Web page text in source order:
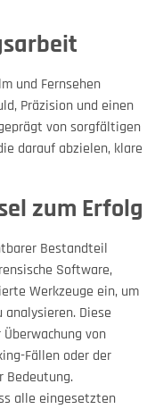
und Fernsehen
Präzision und einen
von sorgfältigen
darauf abzielen, klare
zum Erfolg
Bestandteil
Software,
Werkzeuge ein, um
Diese
von
Fällen oder der
Bedeutung.
alle eingesetzten